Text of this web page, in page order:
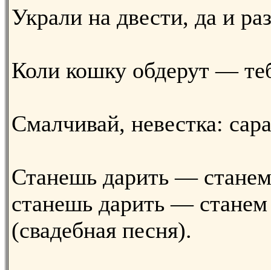
Украли на двести, да и
Коли кошку обдерут —
Смалчивай, невестка:
Станешь дарить —
станешь дарить — станем
(свадебная песня).